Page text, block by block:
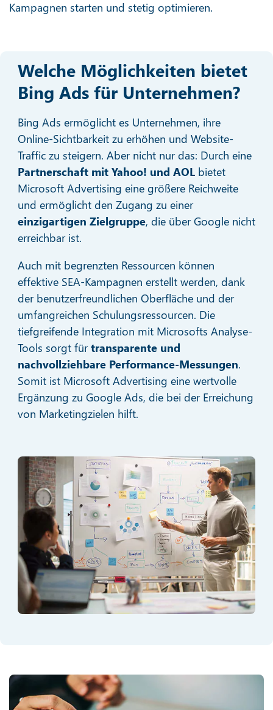
Kampagnen starten und stetig optimieren.
Welche Möglichkeiten bietet
Bing Ads für Unternehmen?
Bing Ads ermöglicht es Unternehmen, ihre
Online-Sichtbarkeit zu erhöhen und Website-
Traffic zu steigern. Aber nicht nur das: Durch eine
Partnerschaft mit Yahoo! und AOLbietet
Microsoft Advertising eine größere Reichweite
und ermöglicht den Zugang zu einer
einzigartigen Zielgruppe, die über Google nicht
erreichbar ist.
Auch mit begrenzten Ressourcen können
effektive SEA-Kampagnen erstellt werden, dank
der benutzerfreundlichen Oberfläche und der
umfangreichen Schulungsressourcen. Die
tiefgreifende Integration mit Microsofts Analyse-
Tools sorgt fürtransparente und
nachvollziehbare Performance-Messungen.
Somit ist Microsoft Advertising eine wertvolle
Ergänzung zu Google Ads, die bei der Erreichung
von Marketingzielen hilft.